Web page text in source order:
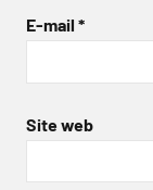
E-mail *
Site web